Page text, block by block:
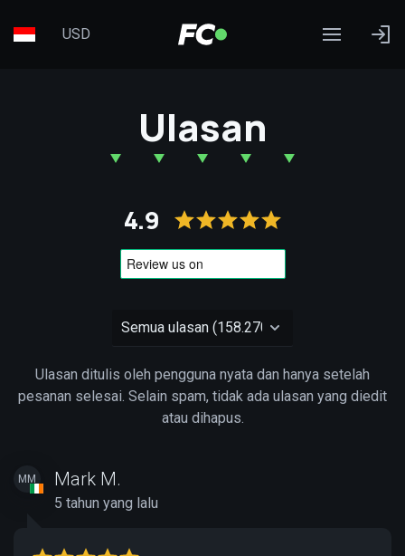
USD
Ulasan
4.9
Ulasan ditulis oleh pengguna nyata dan hanya setelah
pesanan selesai. Selain spam, tidak ada ulasan yang diedit
atau dihapus.
MM Mark M.
5 tahun yang lalu